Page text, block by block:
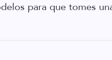
para que tomes